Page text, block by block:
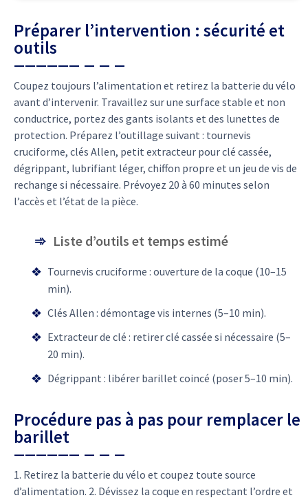
Préparer l’intervention : sécurité et
outils
Coupez toujours l’alimentation et retirez la batterie du vélo
avant d’intervenir. Travaillez sur une surface stable et non
conductrice, portez des gants isolants et des lunettes de
protection. Préparez l’outillage suivant : tournevis
cruciforme, clés Allen, petit extracteur pour clé cassée,
dégrippant, lubrifiant léger, chiffon propre et un jeu de vis de
rechange si nécessaire. Prévoyez 20 à 60 minutes selon
l’accès et l’état de la pièce.
Liste d’outils et temps estimé
Tournevis cruciforme : ouverture de la coque (10–15
min).
Clés Allen : démontage vis internes (5–10 min).
Extracteur de clé : retirer clé cassée si nécessaire (5–
20 min).
Dégrippant : libérer barillet coincé (poser 5–10 min).
Procédure pas à pas pour remplacer le
barillet
1. Retirez la batterie du vélo et coupez toute source
d’alimentation. 2. Dévissez la coque en respectant l’ordre et